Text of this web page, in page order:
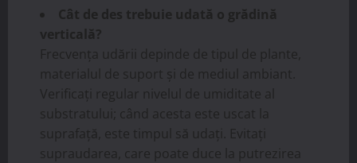
Cât de des trebuie udată o grădină
verticală?
Frecvența udării depinde de tipul de plante,
materialul de suport și de mediul ambiant.
Verificați regular nivelul de umiditate al
substratului; când acesta este uscat la
suprafață, este timpul să udați. Evitați
supraudarea, care poate duce la putrezirea